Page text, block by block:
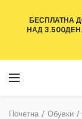
Почетна Обувки
БЕСПЛАТНА
НАД